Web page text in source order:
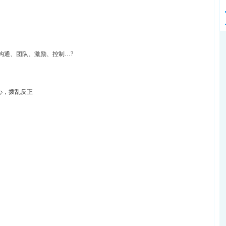
通、团队、激励、控制…?
，拨乱反正